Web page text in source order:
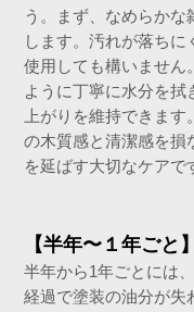
う。まず、なめらかな
します。汚れが落ち
使用しても構いません
ように丁寧に水分を
上がりを維持できます
の木質感と清潔感を損
を延ばす大切なケアで
【半年〜１年ごと
半年から1年ごとには
経過で塗装の油分が失